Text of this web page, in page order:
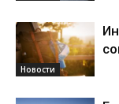
Новости